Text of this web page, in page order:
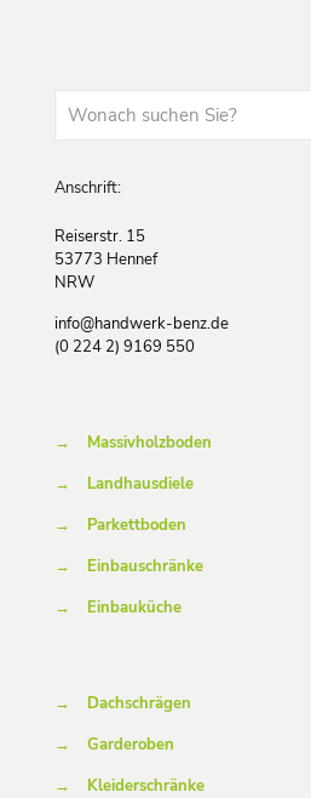
Anschrift:
Reiserstr. 15
53773 Hennef
NRW
info@handwerk-benz.de
(0 224 2) 9169 550
→
Massivholzboden
→
Landhausdiele
→
Parkettboden
→
Einbauschränke
→
Einbauküche
→
Dachschrägen
→
Garderoben
→
Kleiderschränke